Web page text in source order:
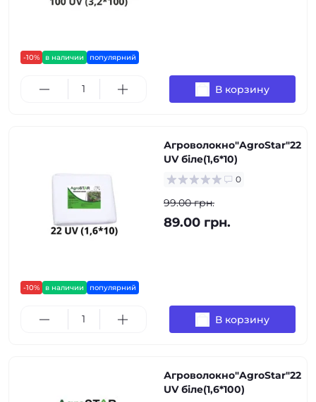
-10% в наличии популярний
В корзину
-10% в наличии популярний
Агроволокно"AgroStar"22
UV біле(1,6*10)
0
99.00 грн.
89.00 грн.
В корзину
Агроволокно"AgroStar"22
UV біле(1,6*100)